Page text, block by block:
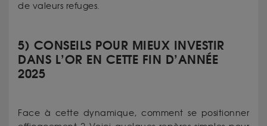
de valeurs refuges.
5) CONSEILS POUR MIEUX INVESTIR
DANS L’OR EN CETTE FIN D’ANNÉE
2025
Face à cette dynamique, comment se positionner